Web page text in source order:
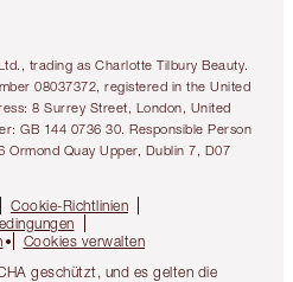
trading as Charlotte Tilbury Beauty.
08037372, registered in the United
8 Surrey Street, London, United
GB 144 0736 30. Responsible Person
Ormond Quay Upper, Dublin 7, D07
Cookie-Richtlinien
Cookies verwalten
geschützt, und es gelten die